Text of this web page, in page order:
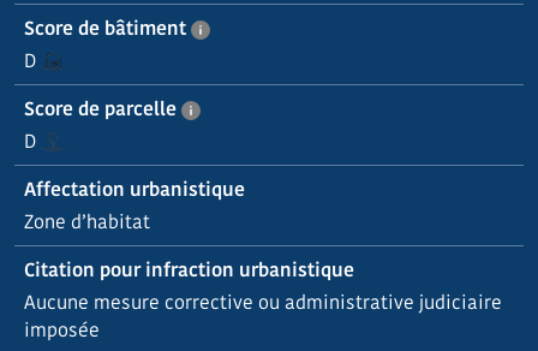
Score de bâtiment
D
Score de parcelle
D
Affectation urbanistique
Zone d’habitat
Citation pour infraction urbanistique
Aucune mesure corrective ou administrative judiciaire
imposée